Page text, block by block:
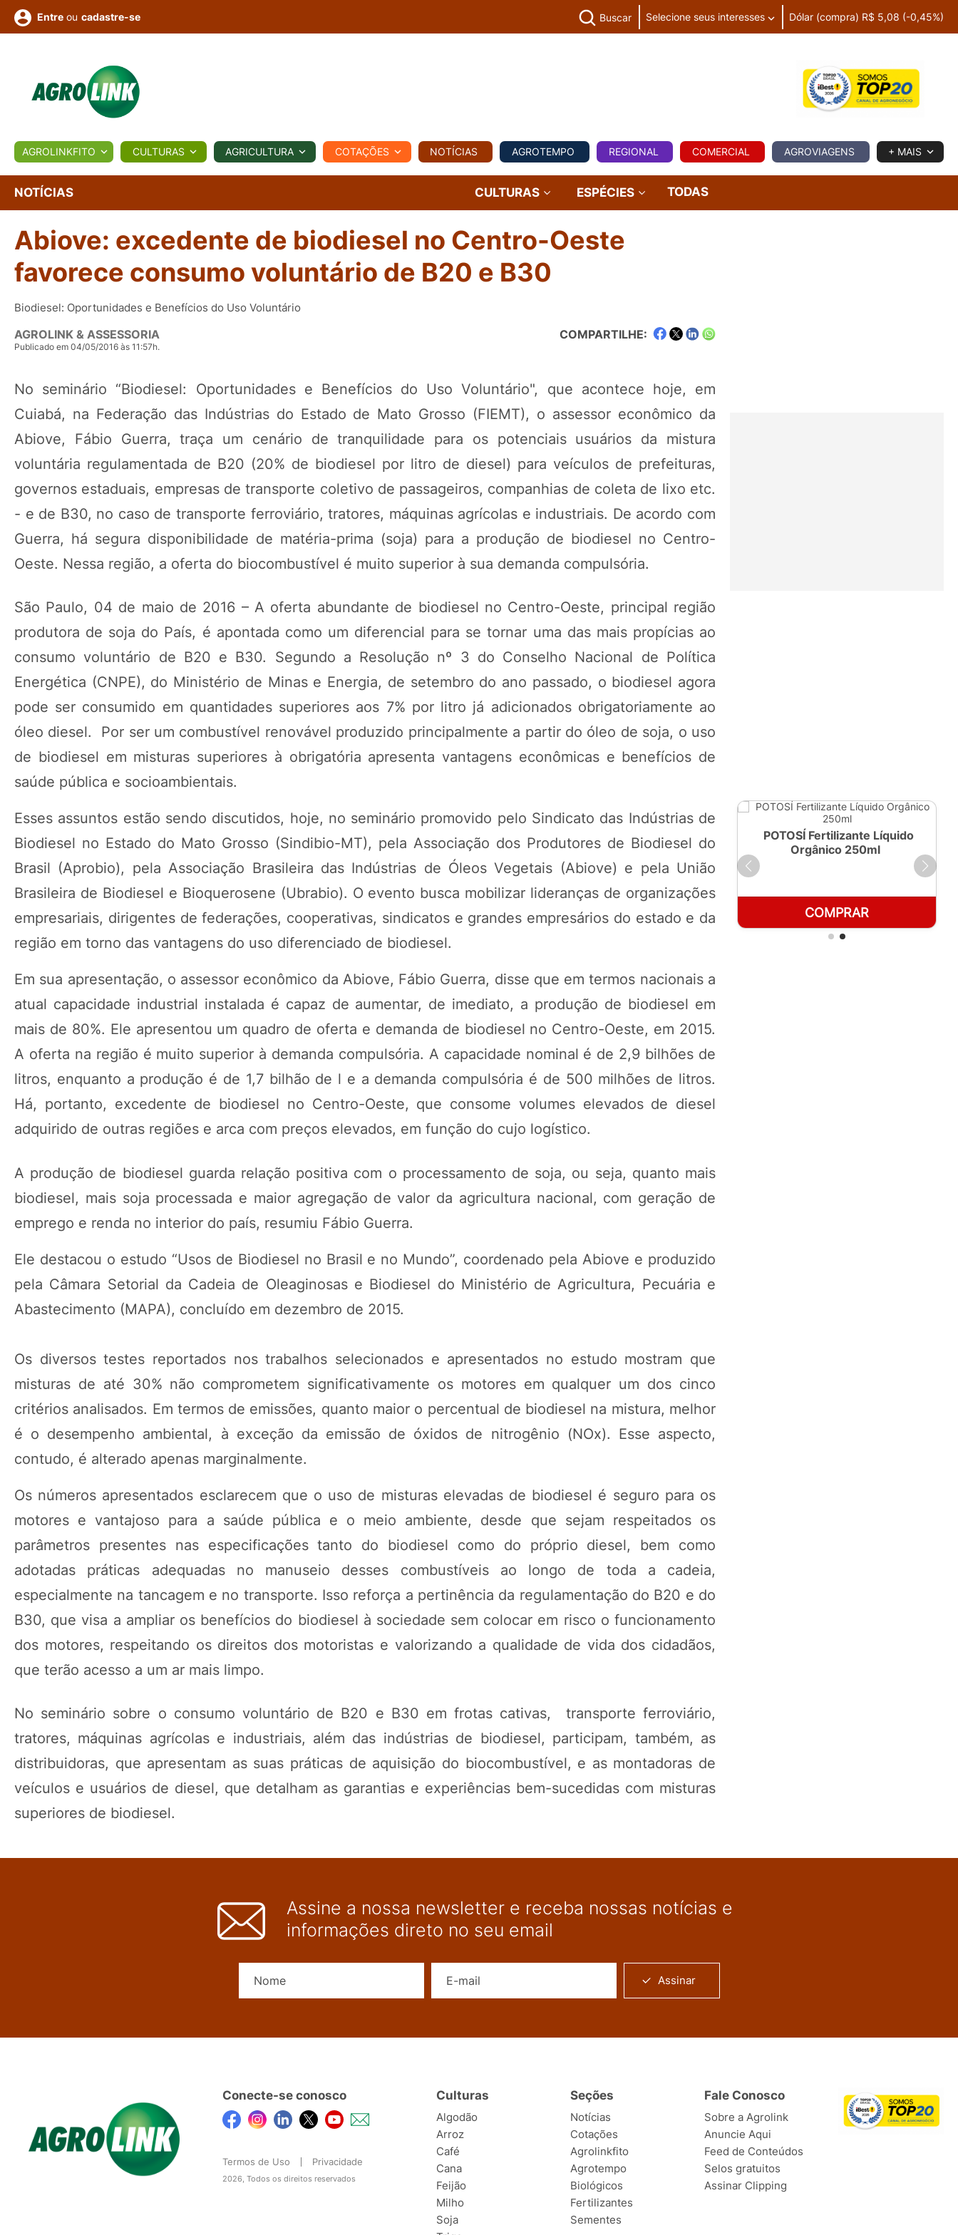
BIOLÓGICOS COTAÇÕES NOTÍCIAS AGROTEMPO REGIONAL COMERCIAL AGROVIAGENS PECUÁRIA
Conversor Colunistas Eventos
Fotos
e
Vídeos
Entre ou cadastre-se Buscar Selecione seus interesses Dólar (compra) R$ 5,08 (-0,45%)
AGROLINKFITO CULTURAS AGRICULTURA COTAÇÕES NOTÍCIAS AGROTEMPO REGIONAL COMERCIAL AGROVIAGENS + MAIS
NOTÍCIAS CULTURAS ESPÉCIES TODAS
Abiove: excedente de biodiesel no Centro-Oeste
favorece consumo voluntário de B20 e B30
Biodiesel: Oportunidades e Benefícios do Uso Voluntário
AGROLINK & ASSESSORIA
Publicado em 04/05/2016 às 11:57h.
COMPARTILHE:
No seminário “Biodiesel: Oportunidades e Benefícios do Uso Voluntário", que acontece hoje, em
Cuiabá, na Federação das Indústrias do Estado de Mato Grosso (FIEMT), o assessor econômico da
Abiove, Fábio Guerra, traça um cenário de tranquilidade para os potenciais usuários da mistura
voluntária regulamentada de B20 (20% de biodiesel por litro de diesel) para veículos de prefeituras,
governos estaduais, empresas de transporte coletivo de passageiros, companhias de coleta de lixo etc.
- e de B30, no caso de transporte ferroviário, tratores, máquinas agrícolas e industriais. De acordo com
Guerra, há segura disponibilidade de matéria-prima (soja) para a produção de biodiesel no Centro-
Oeste. Nessa região, a oferta do biocombustível é muito superior à sua demanda compulsória.
São Paulo, 04 de maio de 2016 – A oferta abundante de biodiesel no Centro-Oeste, principal região
produtora de soja do País, é apontada como um diferencial para se tornar uma das mais propícias ao
consumo voluntário de B20 e B30. Segundo a Resolução nº 3 do Conselho Nacional de Política
Energética (CNPE), do Ministério de Minas e Energia, de setembro do ano passado, o biodiesel agora
pode ser consumido em quantidades superiores aos 7% por litro já adicionados obrigatoriamente ao
óleo diesel. Por ser um combustível renovável produzido principalmente a partir do óleo de soja, o uso
de biodiesel em misturas superiores à obrigatória apresenta vantagens econômicas e benefícios de
saúde pública e socioambientais.
Esses assuntos estão sendo discutidos, hoje, no seminário promovido pelo Sindicato das Indústrias de
Biodiesel no Estado do Mato Grosso (Sindibio-MT), pela Associação dos Produtores de Biodiesel do
Brasil (Aprobio), pela Associação Brasileira das Indústrias de Óleos Vegetais (Abiove) e pela União
Brasileira de Biodiesel e Bioquerosene (Ubrabio). O evento busca mobilizar lideranças de organizações
empresariais, dirigentes de federações, cooperativas, sindicatos e grandes empresários do estado e da
região em torno das vantagens do uso diferenciado de biodiesel.
Em sua apresentação, o assessor econômico da Abiove, Fábio Guerra, disse que em termos nacionais a
atual capacidade industrial instalada é capaz de aumentar, de imediato, a produção de biodiesel em
mais de 80%. Ele apresentou um quadro de oferta e demanda de biodiesel no Centro-Oeste, em 2015.
A oferta na região é muito superior à demanda compulsória. A capacidade nominal é de 2,9 bilhões de
litros, enquanto a produção é de 1,7 bilhão de l e a demanda compulsória é de 500 milhões de litros.
Há, portanto, excedente de biodiesel no Centro-Oeste, que consome volumes elevados de diesel
adquirido de outras regiões e arca com preços elevados, em função do cujo logístico.
A produção de biodiesel guarda relação positiva com o processamento de soja, ou seja, quanto mais
biodiesel, mais soja processada e maior agregação de valor da agricultura nacional, com geração de
emprego e renda no interior do país, resumiu Fábio Guerra.
Ele destacou o estudo “Usos de Biodiesel no Brasil e no Mundo”, coordenado pela Abiove e produzido
pela Câmara Setorial da Cadeia de Oleaginosas e Biodiesel do Ministério de Agricultura, Pecuária e
Abastecimento (MAPA), concluído em dezembro de 2015.
Os diversos testes reportados nos trabalhos selecionados e apresentados no estudo mostram que
misturas de até 30% não comprometem significativamente os motores em qualquer um dos cinco
critérios analisados. Em termos de emissões, quanto maior o percentual de biodiesel na mistura, melhor
é o desempenho ambiental, à exceção da emissão de óxidos de nitrogênio (NOx). Esse aspecto,
contudo, é alterado apenas marginalmente.
Os números apresentados esclarecem que o uso de misturas elevadas de biodiesel é seguro para os
motores e vantajoso para a saúde pública e o meio ambiente, desde que sejam respeitados os
parâmetros presentes nas especificações tanto do biodiesel como do próprio diesel, bem como
adotadas práticas adequadas no manuseio desses combustíveis ao longo de toda a cadeia,
especialmente na tancagem e no transporte. Isso reforça a pertinência da regulamentação do B20 e do
B30, que visa a ampliar os benefícios do biodiesel à sociedade sem colocar em risco o funcionamento
dos motores, respeitando os direitos dos motoristas e valorizando a qualidade de vida dos cidadãos,
que terão acesso a um ar mais limpo.
No seminário sobre o consumo voluntário de B20 e B30 em frotas cativas, transporte ferroviário,
tratores, máquinas agrícolas e industriais, além das indústrias de biodiesel, participam, também, as
distribuidoras, que apresentam as suas práticas de aquisição do biocombustível, e as montadoras de
veículos e usuários de diesel, que detalham as garantias e experiências bem-sucedidas com misturas
superiores de biodiesel.
POTOSÍ Fertilizante Líquido
Orgânico 1 LT
COMPRAR
POTOSÍ Fertilizante Líquido
Orgânico 250ml
COMPRAR
Assine a nossa newsletter e receba nossas notícias e
informações direto no seu email
Assinar
Conecte-se conosco
Termos de Uso Privacidade
2026, Todos os direitos reservados
Culturas
Algodão
Arroz
Café
Cana
Feijão
Milho
Soja
Seções
Notícias
Cotações
Agrolinkfito
Agrotempo
Biológicos
Fertilizantes
Sementes
Fale Conosco
Sobre a Agrolink
Anuncie Aqui
Feed de Conteúdos
Selos gratuitos
Assinar Clipping